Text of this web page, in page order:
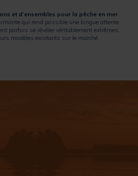
et d’ensembles pour la pêche en mer
qui rend possible une longue attente
parfois se révéler véritablement extrêmes.
modèles existants sur le marché.